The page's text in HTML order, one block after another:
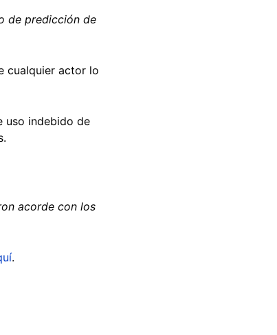
de predicción de
cualquier actor lo
uso indebido de
acorde con los
.